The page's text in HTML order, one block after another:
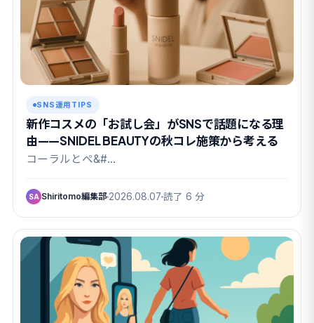
SNS運用TIPS
新作コスメの「お試し会」がSNSで話題になる理
由——SNIDEL BEAUTYの秋コレ施策から考える
コーラルとペ&#…
SA Shiritomo編集部 2026.08.07 読了 6 分